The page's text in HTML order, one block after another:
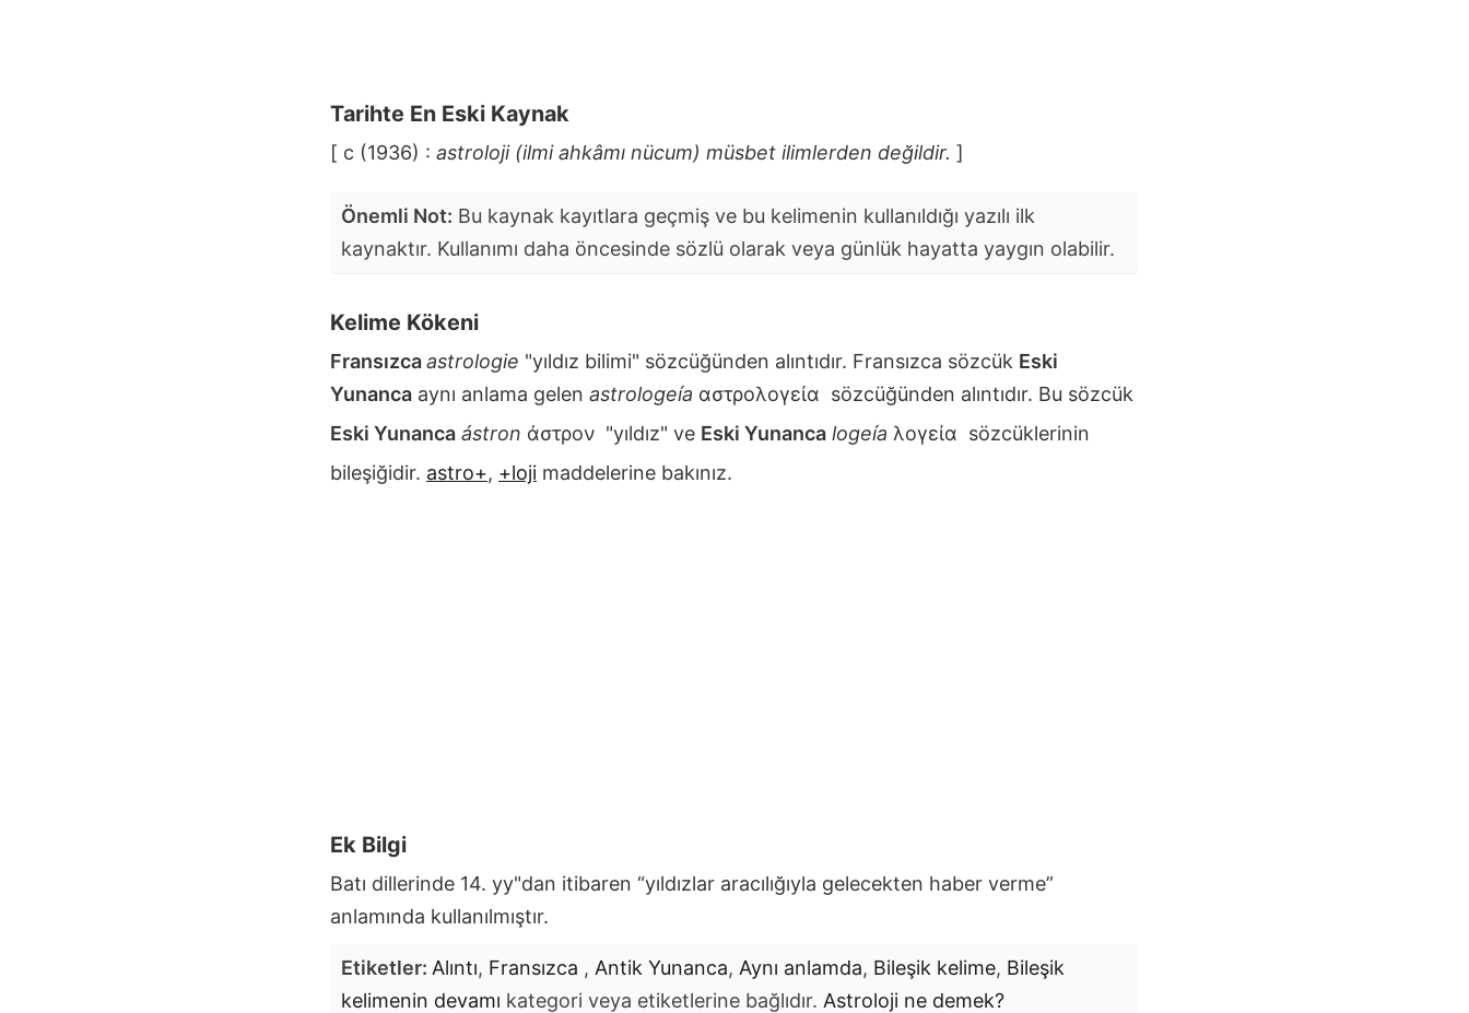
Tarihte En Eski Kaynak
[ c (1936) : astroloji (ilmi ahkâmı nücum) müsbet ilimlerden değildir. ]
Önemli Not: Bu kaynak kayıtlara geçmiş ve bu kelimenin kullanıldığı yazılı ilk
kaynaktır. Kullanımı daha öncesinde sözlü olarak veya günlük hayatta yaygın olabilir.
Kelime Kökeni
Fransızcaastrologie "yıldız bilimi" sözcüğünden alıntıdır. Fransızca sözcük Eski
Yunanca aynı anlama gelen astrologeía αστρολογεία sözcüğünden alıntıdır. Bu sözcük
Eski Yunanca ástron άστρον "yıldız" ve Eski Yunanca logeía λογεία sözcüklerinin
bileşiğidir. astro+, +loji maddelerine bakınız.
Ek Bilgi
Batı dillerinde 14. yy"dan itibaren “yıldızlar aracılığıyla gelecekten haber verme”
anlamında kullanılmıştır.
Etiketler: Alıntı, Fransızca , Antik Yunanca, Aynı anlamda, Bileşik kelime, Bileşik
kelimenin devamı kategori veya etiketlerine bağlıdır. Astroloji ne demek?